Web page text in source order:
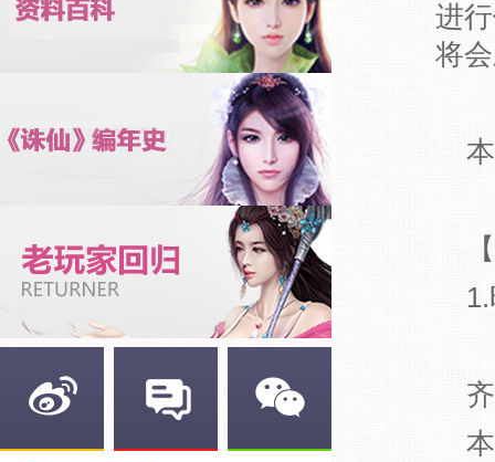
进
将